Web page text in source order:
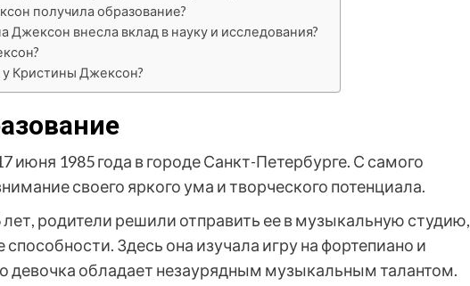
получила образование?
Джексон внесла вклад в науку и исследования?
Кристины Джексон?
июня 1985 года в городе Санкт-Петербурге. С самого
своего яркого ума и творческого потенциала.
родители решили отправить ее в музыкальную студию,
Здесь она изучала игру на фортепиано и
девочка обладает незаурядным музыкальным талантом.